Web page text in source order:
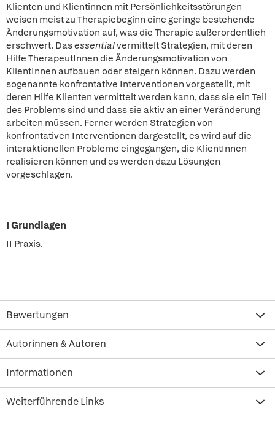
Klienten und Klientinnen mit Persönlichkeitsstörungen
weisen meist zu Therapiebeginn eine geringe bestehende
Änderungsmotivation auf, was die Therapie außerordentlich
erschwert. Dasessentialvermittelt Strategien, mit deren
Hilfe TherapeutInnen die Änderungsmotivation von
KlientInnen aufbauen oder steigern können. Dazu werden
sogenannte konfrontative Interventionen vorgestellt, mit
deren Hilfe Klienten vermittelt werden kann, dass sie ein Teil
des Problems sind und dass sie aktiv an einer Veränderung
arbeiten müssen. Ferner werden Strategien von
konfrontativen Interventionen dargestellt, es wird auf die
interaktionellen Probleme eingegangen, die KlientInnen
realisieren können und es werden dazu Lösungen
vorgeschlagen.
I Grundlagen
II Praxis.
Bewertungen
Autorinnen & Autoren
Informationen
Weiterführende Links